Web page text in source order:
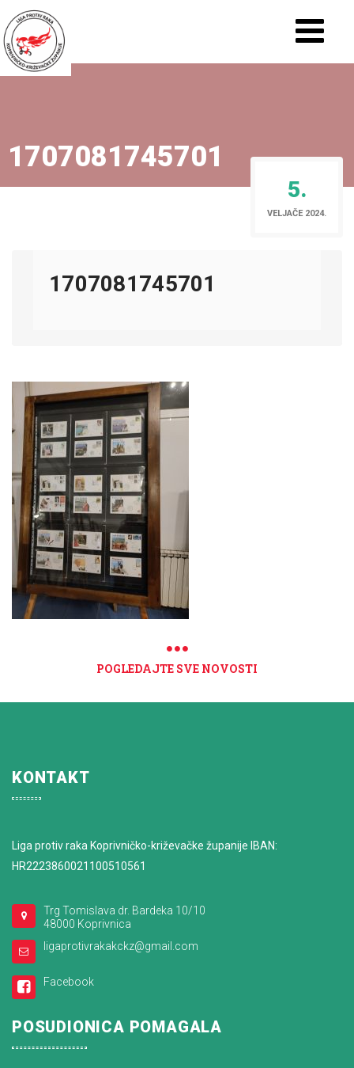
1707081745701
5.
VELJAČE 2024.
1707081745701
POGLEDAJTE SVE NOVOSTI
KONTAKT
Liga protiv raka Koprivničko-križevačke županije IBAN:
HR2223860021100510561
Trg Tomislava dr. Bardeka 10/10
48000 Koprivnica
ligaprotivrakakckz@gmail.com
Facebook
POSUDIONICA POMAGALA